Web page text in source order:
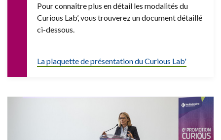
Pour connaître plus en détail les modalités du
Curious Lab’, vous trouverez un document détaillé
ci-dessous.
La plaquette de présentation du Curious Lab'